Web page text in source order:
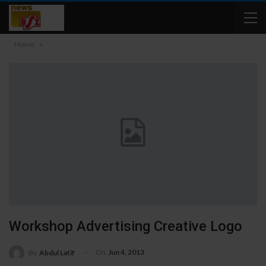
Home
Workshop Advertising Creative Logo
By Abdul Latif On Jun 4, 2013